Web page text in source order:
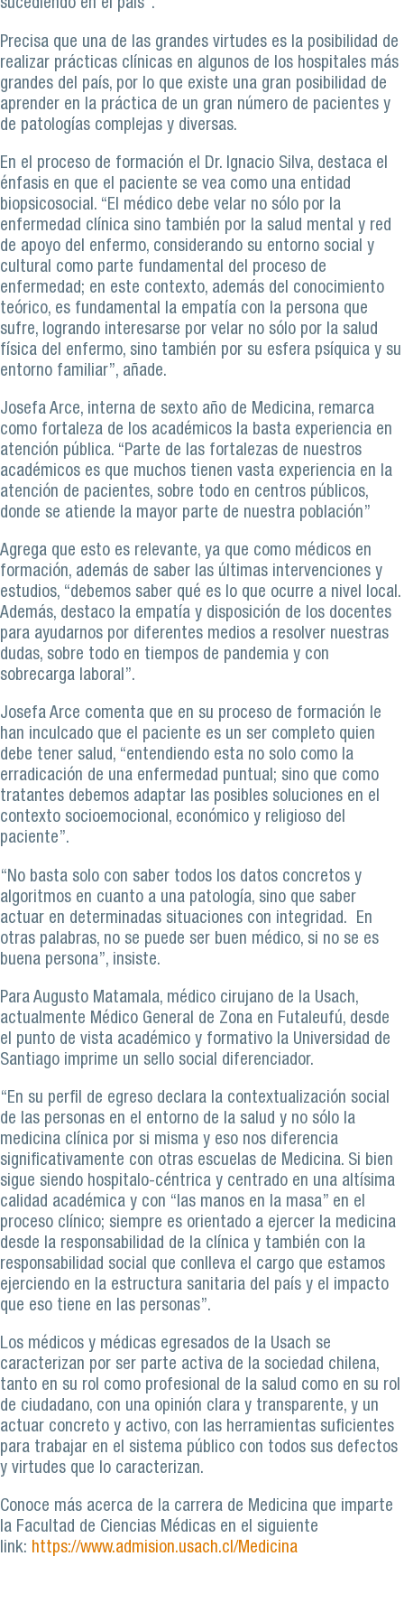
sucediendo en el país”.
Precisa que una de las grandes virtudes es la posibilidad de
realizar prácticas clínicas en algunos de los hospitales más
grandes del país, por lo que existe una gran posibilidad de
aprender en la práctica de un gran número de pacientes y
de patologías complejas y diversas.
En el proceso de formación el Dr. Ignacio Silva, destaca el
énfasis en que el paciente se vea como una entidad
biopsicosocial. “El médico debe velar no sólo por la
enfermedad clínica sino también por la salud mental y red
de apoyo del enfermo, considerando su entorno social y
cultural como parte fundamental del proceso de
enfermedad; en este contexto, además del conocimiento
teórico, es fundamental la empatía con la persona que
sufre, logrando interesarse por velar no sólo por la salud
física del enfermo, sino también por su esfera psíquica y su
entorno familiar”, añade.
Josefa Arce, interna de sexto año de Medicina, remarca
como fortaleza de los académicos la basta experiencia en
atención pública. “Parte de las fortalezas de nuestros
académicos es que muchos tienen vasta experiencia en la
atención de pacientes, sobre todo en centros públicos,
donde se atiende la mayor parte de nuestra población”
Agrega que esto es relevante, ya que como médicos en
formación, además de saber las últimas intervenciones y
estudios, “debemos saber qué es lo que ocurre a nivel local.
Además, destaco la empatía y disposición de los docentes
para ayudarnos por diferentes medios a resolver nuestras
dudas, sobre todo en tiempos de pandemia y con
sobrecarga laboral”.
Josefa Arce comenta que en su proceso de formación le
han inculcado que el paciente es un ser completo quien
debe tener salud, “entendiendo esta no solo como la
erradicación de una enfermedad puntual; sino que como
tratantes debemos adaptar las posibles soluciones en el
contexto socioemocional, económico y religioso del
paciente”.
“No basta solo con saber todos los datos concretos y
algoritmos en cuanto a una patología, sino que saber
actuar en determinadas situaciones con integridad. En
otras palabras, no se puede ser buen médico, si no se es
buena persona”, insiste.
Para Augusto Matamala, médico cirujano de la Usach,
actualmente Médico General de Zona en Futaleufú, desde
el punto de vista académico y formativo la Universidad de
Santiago imprime un sello social diferenciador.
“En su perfil de egreso declara la contextualización social
de las personas en el entorno de la salud y no sólo la
medicina clínica por si misma y eso nos diferencia
significativamente con otras escuelas de Medicina. Si bien
sigue siendo hospitalo-céntrica y centrado en una altísima
calidad académica y con “las manos en la masa” en el
proceso clínico; siempre es orientado a ejercer la medicina
desde la responsabilidad de la clínica y también con la
responsabilidad social que conlleva el cargo que estamos
ejerciendo en la estructura sanitaria del país y el impacto
que eso tiene en las personas”.
Los médicos y médicas egresados de la Usach se
caracterizan por ser parte activa de la sociedad chilena,
tanto en su rol como profesional de la salud como en su rol
de ciudadano, con una opinión clara y transparente, y un
actuar concreto y activo, con las herramientas suficientes
para trabajar en el sistema público con todos sus defectos
y virtudes que lo caracterizan.
Conoce más acerca de la carrera de Medicina que imparte
la Facultad de Ciencias Médicas en el siguiente
link: https://www.admision.usach.cl/Medicina